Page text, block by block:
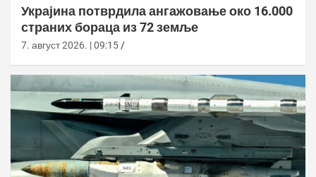
Украјина потврдила ангажовање око 16.000
страних бораца из 72 земље
7. август 2026. | 09:15